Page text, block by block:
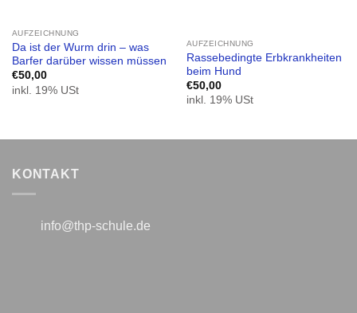
AUFZEICHNUNG
Da ist der Wurm drin – was
Barfer darüber wissen müssen
€50,00
inkl. 19% USt
AUFZEICHNUNG
Rassebedingte Erbkrankheiten
beim Hund
€50,00
inkl. 19% USt
KONTAKT
info@thp-schule.de